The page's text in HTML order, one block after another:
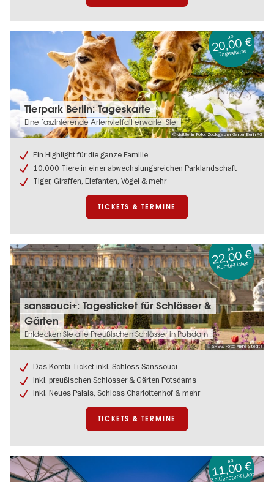
© visitBerlin, Foto: Zoologischer Garten Berlin AG
Tickets
Termine:
Tierpark
Tageskarte
Tierpark Berlin: Tageskarte
Eine faszinierende Artenvielfalt erwartet Sie
ab
20,00 €
Tageskarte
Ein Highlight für die ganze Familie
10.000 Tiere in einer abwechslungsreichen Parklandschaft
Tiger, Giraffen, Elefanten, Vögel & mehr
TICKETS & TERMINE
© SPSG, Foto: André Stiebitz
Tickets
&
Termine:
sanssouci+:
Tagesticket
Schlösser
Gärten
sanssouci+: Tagesticket für Schlösser &
Gärten
Entdecken Sie alle Preußischen Schlösser in Potsdam
ab
22,00 €
Kombi-Ticket
Das Kombi-Ticket inkl. Schloss Sanssouci
inkl. preußischen Schlösser & Gärten Potsdams
inkl. Neues Palais, Schloss Charlottenhof & mehr
TICKETS & TERMINE
ab
11,00 €
Zeitfenster-Ticket